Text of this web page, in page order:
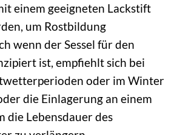
einem geeigneten Lackstift
um Rostbildung
wenn der Sessel für den
ist, empfiehlt sich bei
oder im Winter
die Einlagerung an einem
die Lebensdauer des